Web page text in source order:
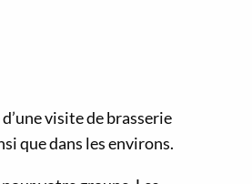
visite de brasserie
que dans les environs.